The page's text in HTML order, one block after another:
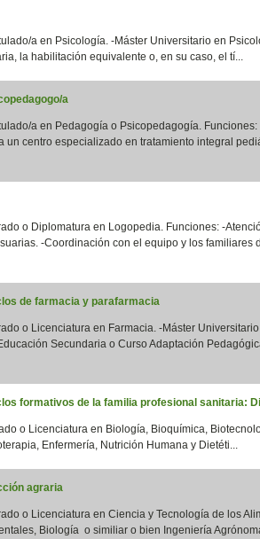
a en Psicología. -Máster Universitario en
la habilitación equivalente o, en su caso, el tí...
a
a en Pedagogía o Psicopedagogía. Funciones:
un centro especializado en tratamiento integral
o Diplomatura en Logopedia. Funciones: -
-Coordinación con el equipo y los familiares
de farmacia y parafarmacia
o Licenciatura en Farmacia. -Máster
Secundaria o Curso Adaptación
formativos de la familia profesional sanitaria:
o Licenciatura en Biología, Bioquímica,
Enfermería, Nutrición Humana y Dietéti...
agraria
o Licenciatura en Ciencia y Tecnología de los
Biología o similiar o bien Ingeniería